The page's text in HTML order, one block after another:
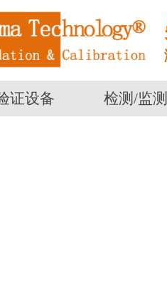
证设备 检测/监